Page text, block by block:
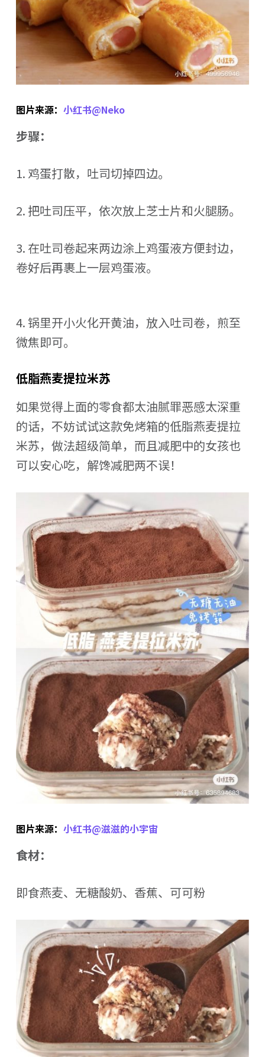
图片来源： 小红书@Neko
步骤：
1. 鸡蛋打散，吐司切掉四边。
2. 把吐司压平，依次放上芝士片和火腿肠。
3. 在吐司卷起来两边涂上鸡蛋液方便封边，
卷好后再裹上一层鸡蛋液。
4. 锅里开小火化开黄油，放入吐司卷，煎至
微焦即可。
低脂燕麦提拉米苏
如果觉得上面的零食都太油腻罪恶感太深重
的话，不妨试试这款免烤箱的低脂燕麦提拉
米苏，做法超级简单，而且减肥中的女孩也
可以安心吃，解馋减肥两不误！
图片来源： 小红书@滋滋的小宇宙
食材：
即食燕麦、无糖酸奶、香蕉、可可粉